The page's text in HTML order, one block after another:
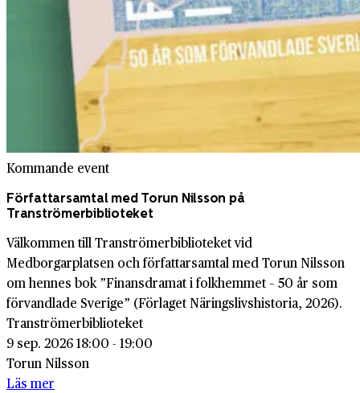
Kommande event
Författarsamtal med Torun Nilsson på
Tranströmerbiblioteket
Välkommen till Tranströmerbiblioteket vid
Medborgarplatsen och författarsamtal med Torun Nilsson
om hennes bok ”Finansdramat i folkhemmet – 50 år som
förvandlade Sverige” (Förlaget Näringslivshistoria, 2026).
Tranströmerbiblioteket
9 sep. 2026 18:00 - 19:00
Torun Nilsson
Läs mer